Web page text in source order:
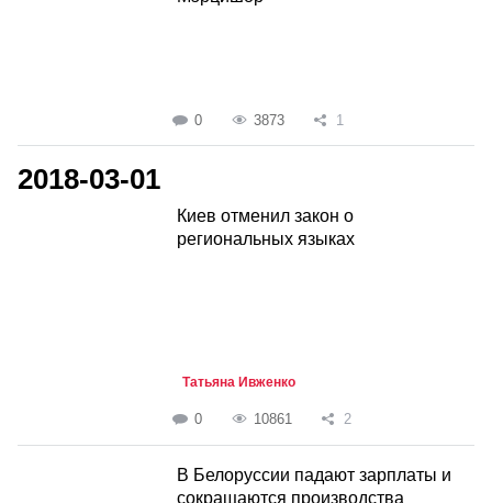
0 3873 1
2018-03-01
Киев отменил закон о
региональных языках
Татьяна Ивженко
0 10861 2
В Белоруссии падают зарплаты и
сокращаются производства